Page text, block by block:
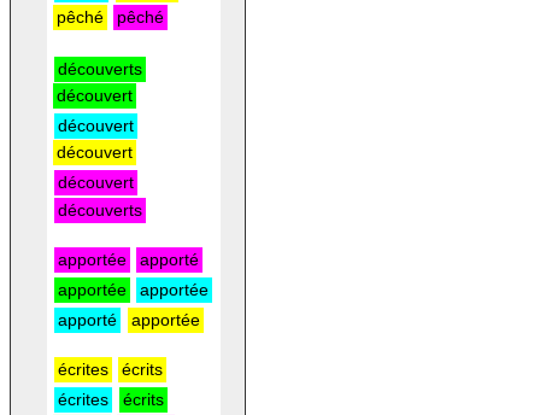
pêché
pêché
découverts
découvert
découvert
découvert
découvert
découverts
apportée
apporté
apportée
apportée
apporté
apportée
écrites
écrits
écrites
écrits